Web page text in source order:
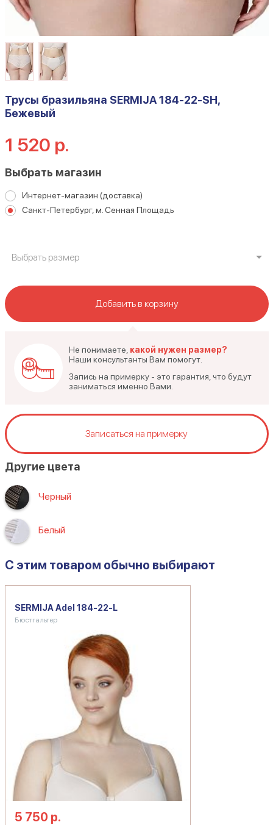
Трусы бразильяна SERMIJA 184-22-SH,
Бежевый
1 520 р.
Выбрать магазин
Интернет-магазин (доставка)
Санкт-Петербург, м. Сенная Площадь
Выбрать размер
Добавить в корзину
Не понимаете, какой нужен размер?
Наши консультанты Вам помогут.
Запись на примерку - это гарантия, что будут
заниматься именно Вами.
Записаться на примерку
Другие цвета
Черный
Белый
C этим товаром обычно выбирают
SERMIJA Adel 184-22-L
Бюстгальтер
5 750 р.